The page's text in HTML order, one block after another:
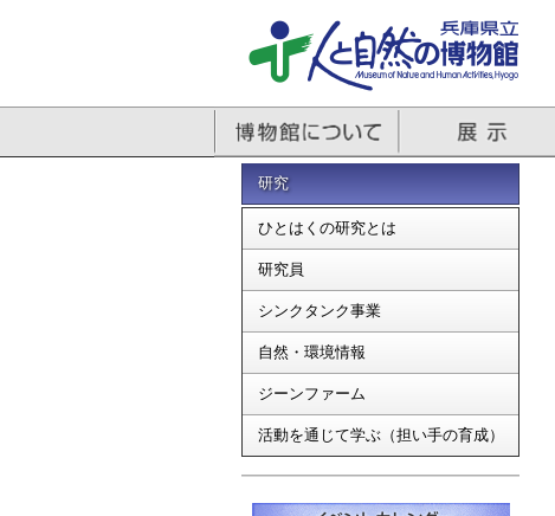
研究
ひとはくの研究とは
研究員
シンクタンク事業
自然・環境情報
ジーンファーム
活動を通じて学ぶ（担い手の育成）